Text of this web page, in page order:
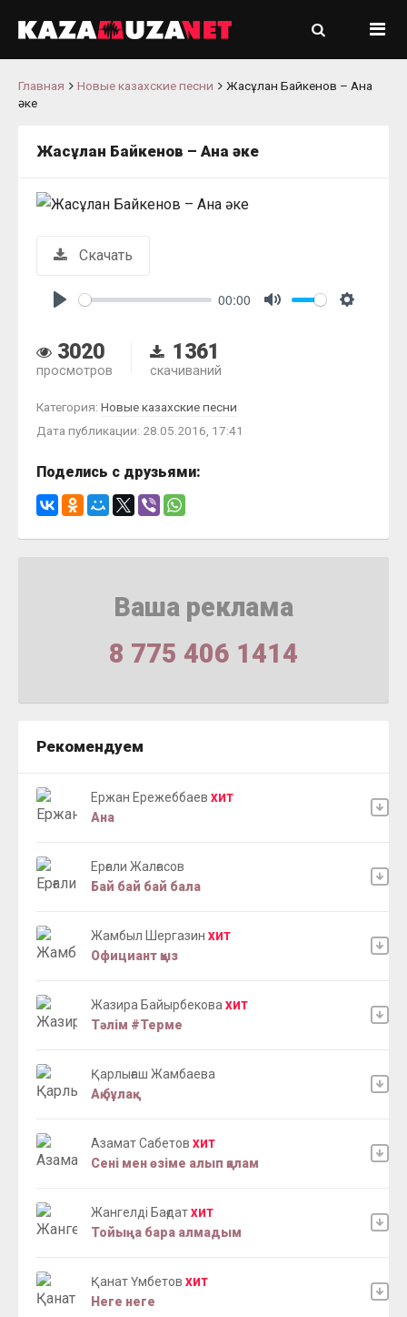
Главная Новые казахские песни
Жасұлан Байкенов – Ана
əке
Жасұлан Байкенов – Ана əке
Скачать
00:00
3020
просмотров
1361
скачиваний
Категория: Новые казахские песни
Дата публикации: 28.05.2016, 17:41
Поделись с друзьями:
Ваша реклама
8 775 406 1414
Рекомендуем
Ержан Ережеббаев ХИТ
Ана
Ерғали Жалғасов
Бай бай бай бала
Жамбыл Шергазин ХИТ
Официант қыз
Жазира Байырбекова ХИТ
Тәлім #Терме
Қарлығаш Жамбаева
Ақ бұлақ
Азамат Сабетов ХИТ
Сені мен өзіме алып қалам
Жангелді Бағдат ХИТ
Тойыңа бара алмадым
Қанат Үмбетов ХИТ
Неге неге